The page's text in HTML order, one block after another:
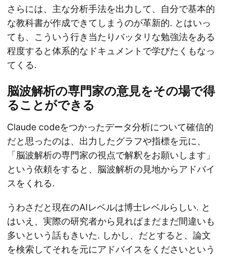
さらには、主な分析手法を出力して、自分で基本的
な教科書が作成できてしまうのが革新的. とはいっ
ても、こういう行き当たりバッタリな勉強法をある
程度すると体系的なドキュメントで学びたくもなっ
てくる.
脳波解析の専門家の意見をその場で得
ることができる
Claude codeをつかったデータ分析について確信的
だと思ったのは、出力したグラフや指標を元に、
「脳波解析の専門家の視点で解釈をお願いします」
という依頼をすると、脳波解析の見地からアドバイ
スをくれる.
うわさだと現在のAIレベルは博士レベルらしい. と
はいえ、実際の研究者から見ればまだまだ間違いも
多いという話もきいた. しかし、だとすると、論文
を検索してそれを元にアドバイスをくださいという